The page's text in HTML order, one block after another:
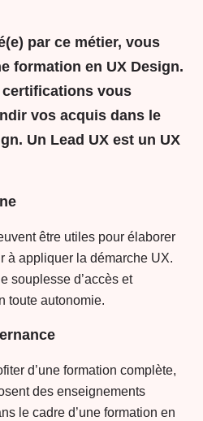
par ce métier, vous
formation en UX Design.
vous
vos acquis dans le
Un Lead UX est un UX
être utiles pour élaborer
à appliquer la démarche UX.
souplesse d’accès et
toute autonomie.
d’une formation complète,
des enseignements
le cadre d’une formation en